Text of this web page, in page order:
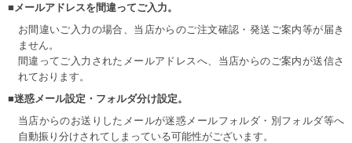
■メールアドレスを間違ってご入力。
お間違いご入力の場合、当店からのご注文確認・発送ご案内等が届き
ません。
間違ってご入力されたメールアドレスへ、当店からのご案内が送信さ
れております。
■迷惑メール設定・フォルダ分け設定。
当店からのお送りしたメールが迷惑メールフォルダ・別フォルダ等へ
自動振り分けされてしまっている可能性がございます。